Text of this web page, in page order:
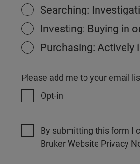
Searching:
Investing: Buying in
Purchasing: Actively
Please add me to your email
Opt-in
By submitting this form I
Bruker Website Privacy